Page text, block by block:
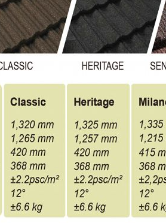
SOON
ĐỊNH HƯỚNG)
CENTRO THATCH
(KIỂU DÁNG NGÓI ĐỊA TRUNG HẢI)